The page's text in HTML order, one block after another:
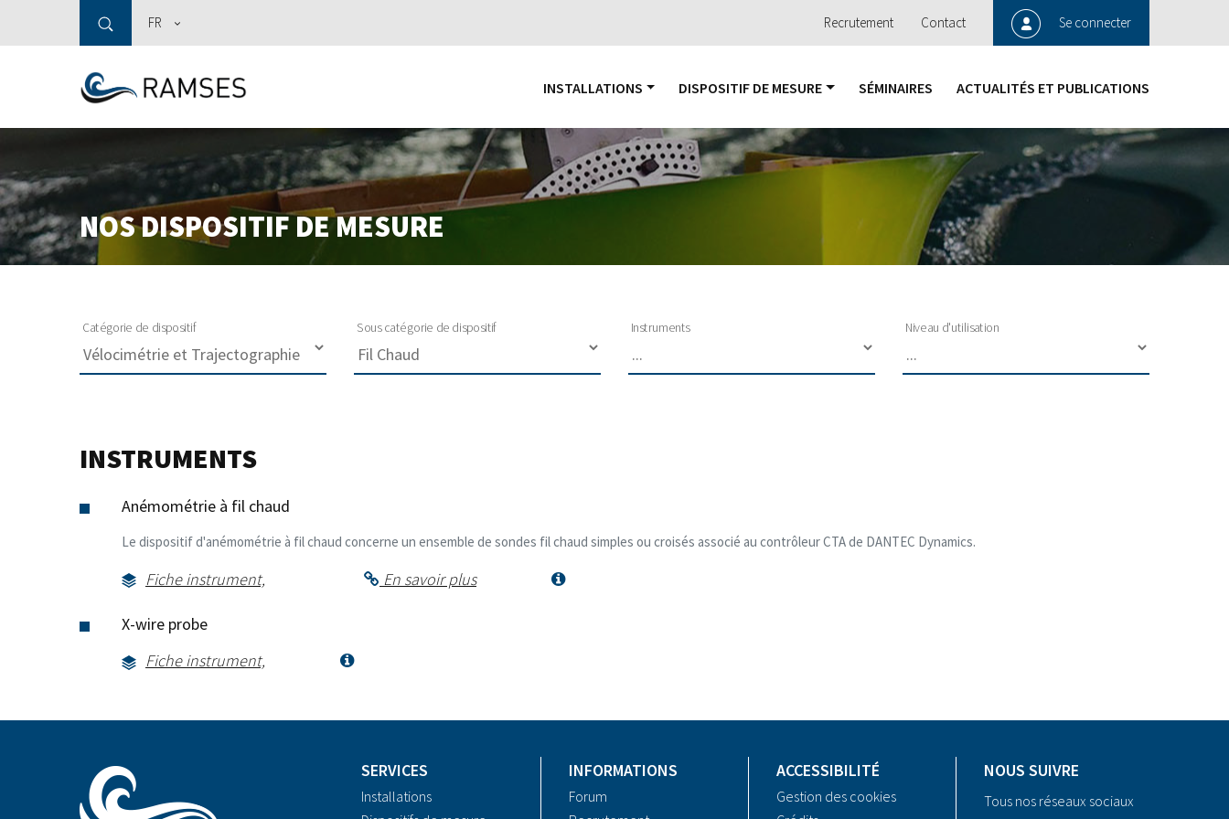
FR Recrutement Contact Se connecter
INSTALLATIONS DISPOSITIF DE MESURE SÉMINAIRES ACTUALITÉS ET PUBLICATIONS
NOS DISPOSITIF DE MESURE
Catégorie de dispositif Sous catégorie de dispositif Instruments Niveau d'utilisation
INSTRUMENTS
Anémométrie à fil chaud
Le dispositif d'anémométrie à fil chaud concerne un ensemble de sondes fil chaud simples ou croisés associé au contrôleur CTA de DANTEC Dynamics.
Fiche instrument, En savoir plus
X-wire probe
Fiche instrument,
SERVICES
Installations
INFORMATIONS
Forum
ACCESSIBILITÉ
Gestion des cookies
NOUS SUIVRE
Tous nos réseaux sociaux